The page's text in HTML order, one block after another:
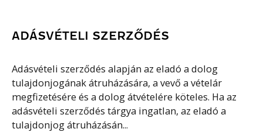
ADÁSVÉTELI SZERZŐDÉS
Adásvételi szerződés alapján az eladó a dolog
tulajdonjogának átruházására, a vevő a vételár
megfizetésére és a dolog átvételére köteles. Ha az
adásvételi szerződés tárgya ingatlan, az eladó a
tulajdonjog átruházásán...